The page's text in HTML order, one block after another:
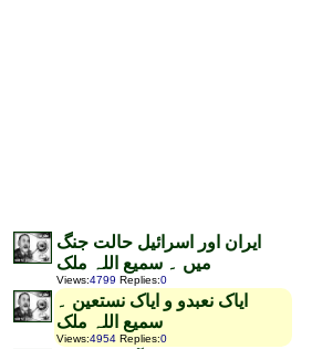
ایران اور اسرائیل حالت جنگ
میں ۔ سمیع اللہ ملک
Views:4799 Replies:0
ایاک نعبدو و ایاک نستعین ۔
سمیع اللہ ملک
Views:4954 Replies:0